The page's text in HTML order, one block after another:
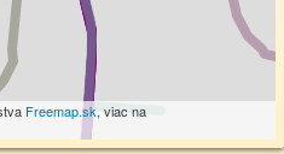
Freemap.sk, viac na